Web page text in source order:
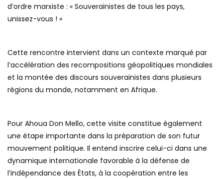
d’ordre marxiste : « Souverainistes de tous les pays,
unissez-vous ! »
Cette rencontre intervient dans un contexte marqué par
l’accélération des recompositions géopolitiques mondiales
et la montée des discours souverainistes dans plusieurs
régions du monde, notamment en Afrique.
Pour Ahoua Don Mello, cette visite constitue également
une étape importante dans la préparation de son futur
mouvement politique. Il entend inscrire celui-ci dans une
dynamique internationale favorable à la défense de
l’indépendance des États, à la coopération entre les